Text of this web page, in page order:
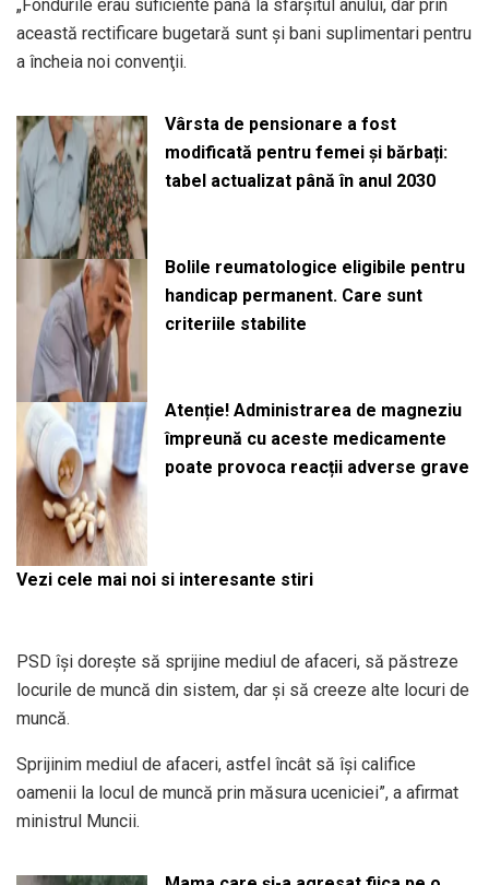
„Fondurile erau suficiente până la sfârşitul anului, dar prin
această rectificare bugetară sunt şi bani suplimentari pentru
a încheia noi convenţii.
Vârsta de pensionare a fost
modificată pentru femei și bărbați:
tabel actualizat până în anul 2030
Bolile reumatologice eligibile pentru
handicap permanent. Care sunt
criteriile stabilite
Atenție! Administrarea de magneziu
împreună cu aceste medicamente
poate provoca reacții adverse grave
Vezi cele mai noi si interesante stiri
PSD îşi doreşte să sprijine mediul de afaceri, să păstreze
locurile de muncă din sistem, dar şi să creeze alte locuri de
muncă.
Sprijinim mediul de afaceri, astfel încât să îşi califice
oamenii la locul de muncă prin măsura uceniciei”, a afirmat
ministrul Muncii.